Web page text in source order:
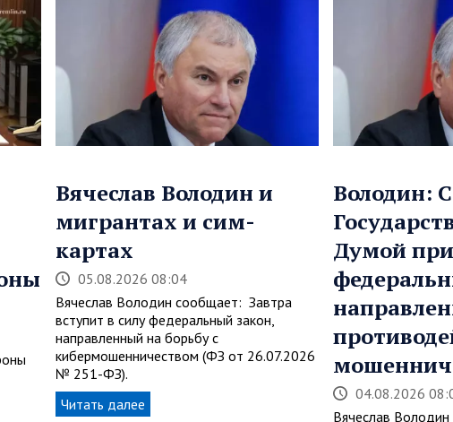
Вячеслав Володин и
мигрантах и сим-
картах
05.08.2026 08:04
Вячеслав Володин сообщает: Завтра
вступит в силу федеральный закон,
направленный на борьбу с
кибермошенничеством (ФЗ от 26.07.2026
№ 251-ФЗ).
Читать далее
Володин:
Думой
04.08.2026
Вячеслав